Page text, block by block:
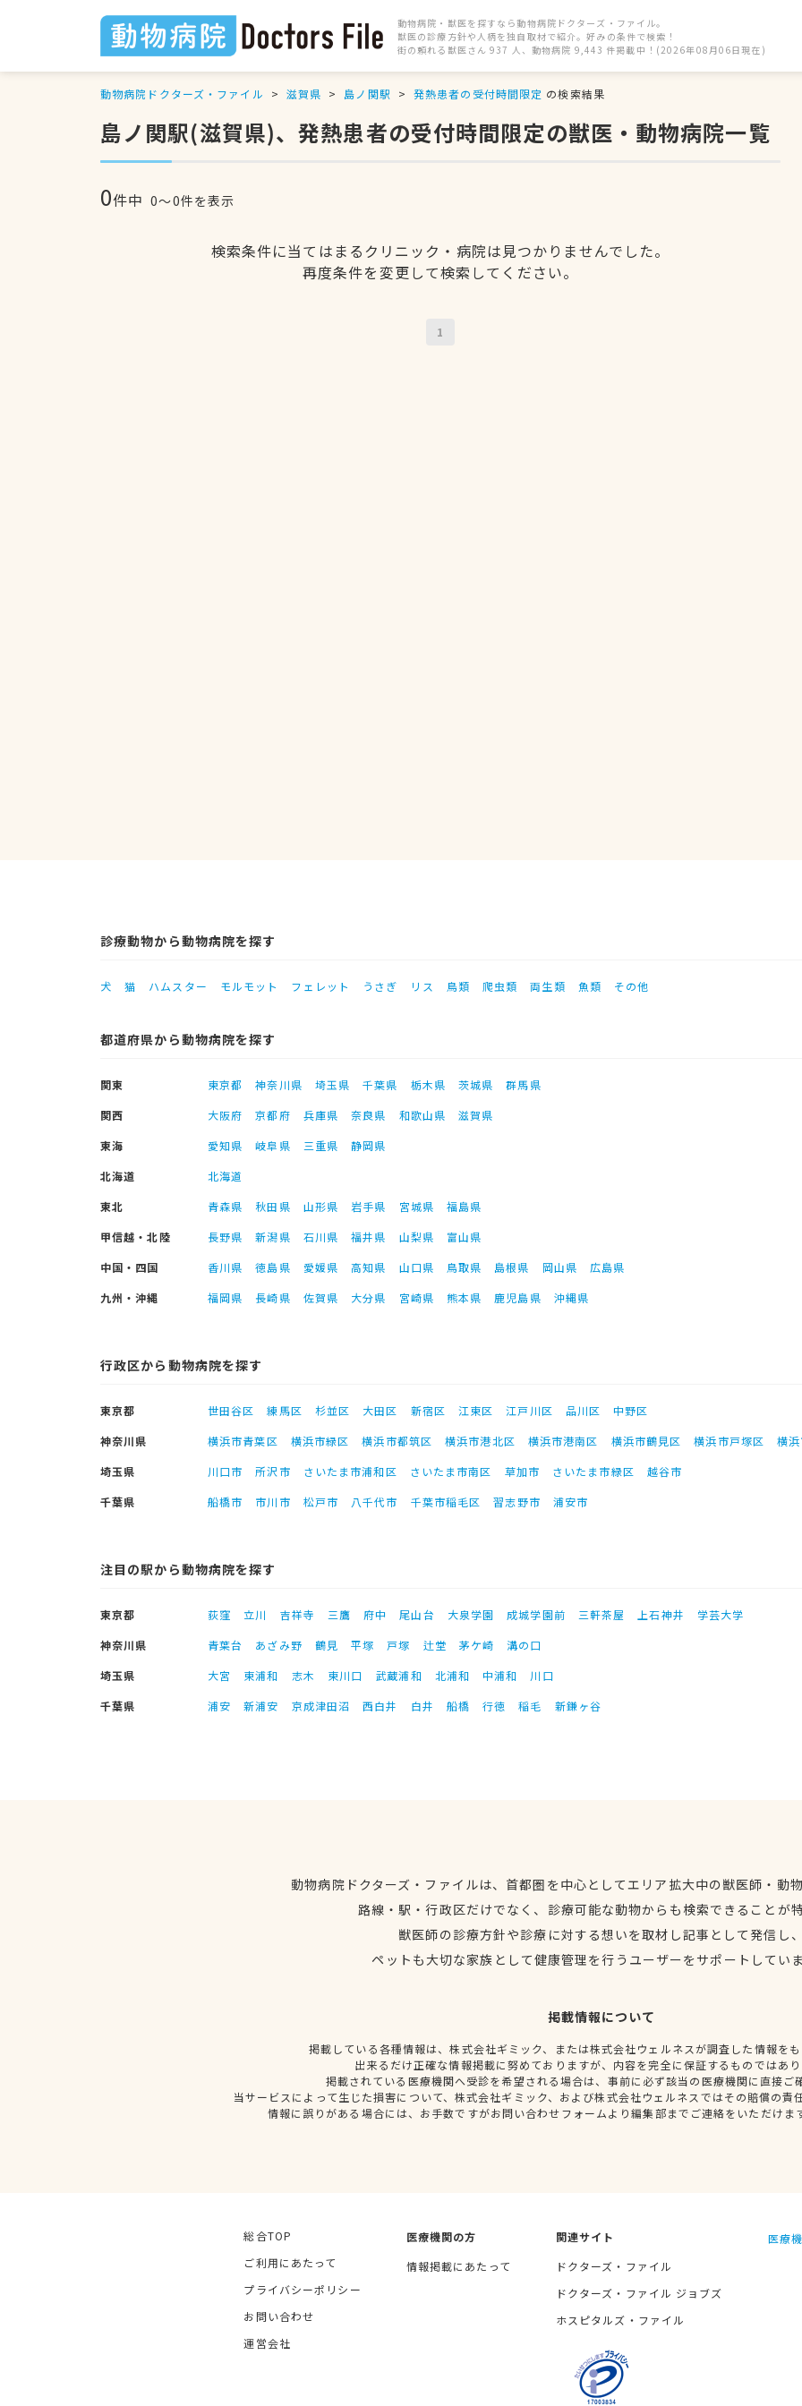
動物病院・獣医を探すなら動物病院ドクターズ・ファイル。
獣医の診療方針や人柄を独自取材で紹介。好みの条件で検索！
街の頼れる獣医さん 937 人、動物病院 9,443 件掲載中！(2026年08月06日現在)
動物病院ドクターズ・ファイル 滋賀県 島ノ関駅 発熱患者の受付時間限定 の検索結果
島ノ関駅(滋賀県)、発熱患者の受付時間限定の獣医・動物病院一覧
0件中 0〜0件を表示
検索条件に当てはまるクリニック・病院は見つかりませんでした。
再度条件を変更して検索してください。
1
診療動物から動物病院を探す
犬 猫 ハムスター モルモット フェレット うさぎ リス 鳥類 爬虫類 両生類 魚類 その他
都道府県から動物病院を探す
関東 東京都 神奈川県 埼玉県 千葉県 栃木県 茨城県
群馬県
関西
大阪府 京都府 兵庫県 奈良県 和歌山県
滋賀県
東海
愛知県 岐阜県 三重県
静岡県
北海道
北海道
東北
青森県 秋田県 山形県 岩手県 宮城県
福島県
甲信越・北陸
長野県 新潟県 石川県 福井県 山梨県
富山県
中国・四国
香川県 徳島県 愛媛県 高知県 山口県 鳥取県 島根県 岡山県
広島県
九州・沖縄
福岡県 長崎県 佐賀県 大分県 宮崎県 熊本県 鹿児島県 沖縄県
行政区から動物病院を探す
東京都 世田谷区 練馬区 杉並区 大田区 新宿区 江東区 江戸川区 品川区
中野区
神奈川県
横浜市青葉区 横浜市緑区 横浜市都筑区 横浜市港北区 横浜市港南区 横浜市鶴見区 横浜市戸塚区
横
埼玉県
川口市 所沢市 さいたま市浦和区 さいたま市南区 草加市 さいたま市緑区
越谷市
千葉県
船橋市 市川市 松戸市 八千代市 千葉市稲毛区 習志野市 浦安市
注目の駅から動物病院を探す
東京都 荻窪 立川 吉祥寺 三鷹 府中 尾山台 大泉学園 成城学園前 三軒茶屋 上石神井
学芸大学
神奈川県
青葉台 あざみ野 鶴見 平塚 戸塚 辻堂 茅ケ崎
溝の口
埼玉県
大宮 東浦和 志木 東川口 武蔵浦和 北浦和 中浦和
川口
千葉県
浦安 新浦安 京成津田沼 西白井 白井 船橋 行徳 稲毛 新鎌ヶ谷
動物病院ドクターズ・ファイルは、首都圏を中心としてエリア拡大中の獣医師・動
路線・駅・行政区だけでなく、診療可能な動物からも検索できることが
獣医師の診療方針や診療に対する想いを取材し記事として発信し
ペットも大切な家族として健康管理を行うユーザーをサポートしてい
掲載情報について
掲載している各種情報は、株式会社ギミック、または株式会社ウェルネスが調査した情報を
出来るだけ正確な情報掲載に努めておりますが、内容を完全に保証するものではあ
掲載されている医療機関へ受診を希望される場合は、事前に必ず該当の医療機関に直接ご
当サービスによって生じた損害について、株式会社ギミック、および株式会社ウェルネスではその賠償の責
情報に誤りがある場合には、お手数ですがお問い合わせフォームより編集部までご連絡をいただけま
総合TOP
ご利用にあたって
プライバシーポリシー
お問い合わせ
運営会社
医療機関の方
情報掲載にあたって
関連サイト
ドクターズ・ファイル
ドクターズ・ファイル ジョブズ
ホスピタルズ・ファイル
医療